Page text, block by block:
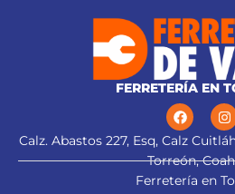
FERRETERÍA EN
Calz. Abastos 227, Esq, Calz
Torreón,
Ferretería en